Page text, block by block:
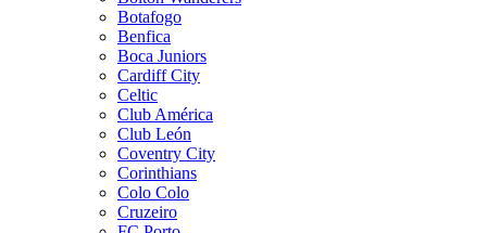
Botafogo
Benfica
Boca Juniors
Cardiff City
Celtic
Club América
Club León
Coventry City
Corinthians
Colo Colo
Cruzeiro